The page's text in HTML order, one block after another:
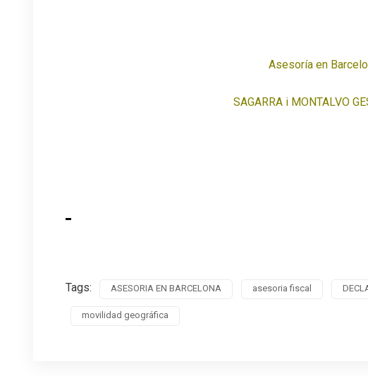
Asesoría en
SAGARRA i MONTALVO
Tags: ASESORIA EN BARCELONA asesoria fiscal
movilidad geográfica